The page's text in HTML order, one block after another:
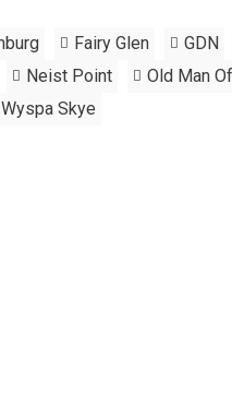
Fairy Glen GDN
Neist Point Old Man
Wyspa Skye